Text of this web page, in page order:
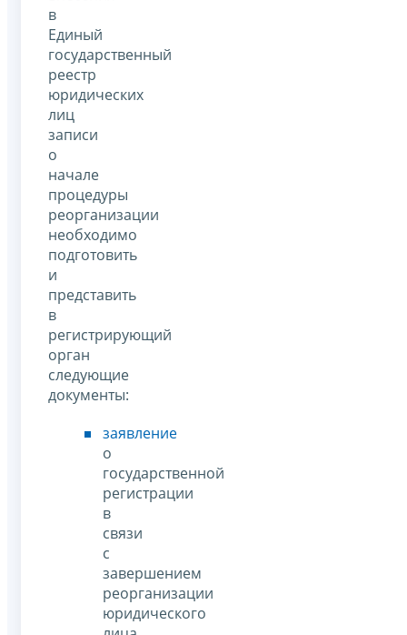
в
Единый
государственный
реестр
юридических
лиц
записи
о
начале
процедуры
реорганизации
необходимо
подготовить
и
представить
в
регистрирующий
орган
следующие
документы:
заявление
о
государственной
регистрации
в
связи
с
завершением
реорганизации
юридического